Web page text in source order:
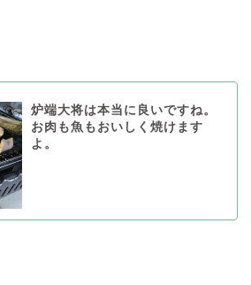
炉端大将は本当に良いですね。
お肉も魚もおいしく焼けます
よ。